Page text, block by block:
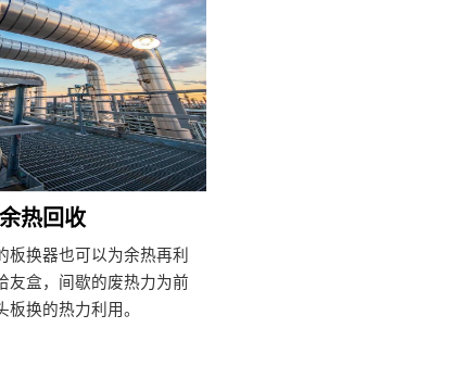
余热回收
板换器也可以为余热再利
友盒，间歇的废热力为前
板换的热力利用。